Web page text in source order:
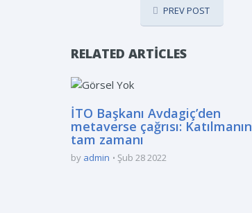
PREV POST
RELATED ARTICLES
İTO Başkanı Avdagiç’den
metaverse çağrısı: Katılmanın
tam zamanı
by admin Şub 28 2022